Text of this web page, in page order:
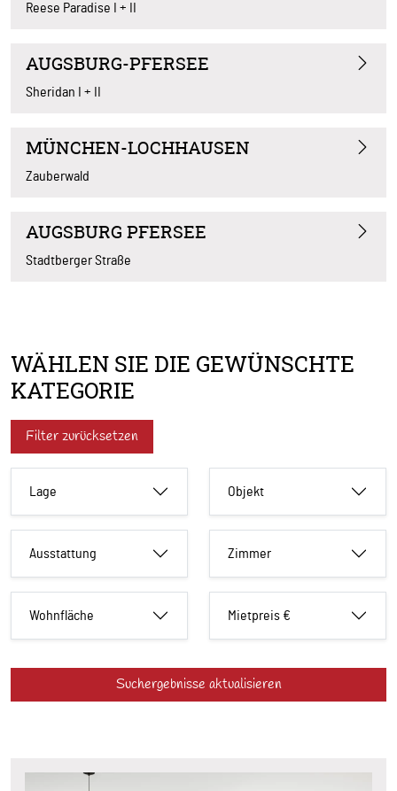
Reese Paradise I + II
AUGSBURG-PFERSEE
Sheridan I + II
MÜNCHEN-LOCHHAUSEN
Zauberwald
AUGSBURG PFERSEE
Stadtberger Straße
WÄHLEN SIE DIE GEWÜNSCHTE
KATEGORIE
Filter zurücksetzen
Lage Objekt
Ausstattung Zimmer
Wohnfläche Mietpreis €
Suchergebnisse aktualisieren